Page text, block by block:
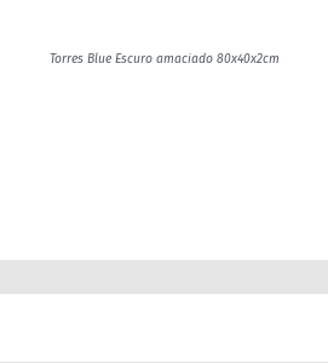
Torres Blue Escuro amaciado 80x40x2cm